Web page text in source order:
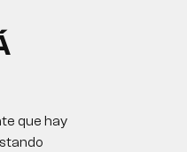
que hay